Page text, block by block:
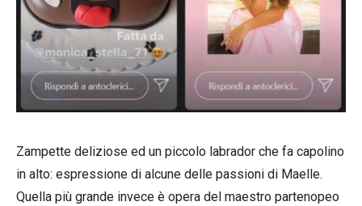
Zampette deliziose ed un piccolo labrador che fa capolino
in alto: espressione di alcune delle passioni di Maelle.
Quella più grande invece è opera del maestro partenopeo